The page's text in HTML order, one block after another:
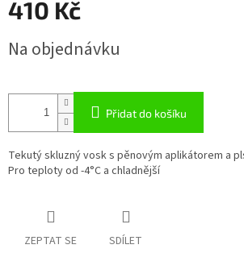
410 Kč
cena:
Na objednávku
Přidat do košíku
Tekutý skluzný vosk s pěnovým aplikátorem a
Pro teploty od -4°C a chladnější
ZEPTAT SE SDÍLET